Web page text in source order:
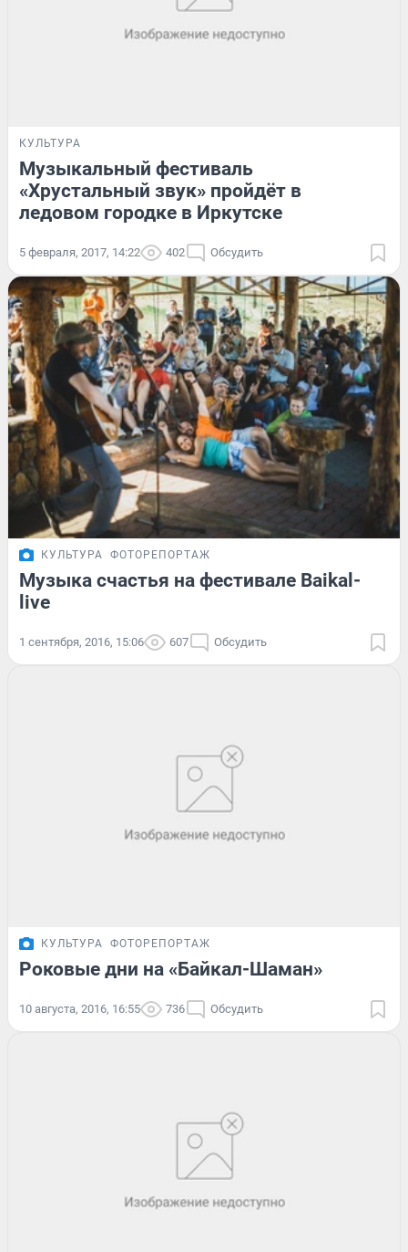
КУЛЬТУРА
Музыкальный фестиваль
«Хрустальный звук» пройдёт в
ледовом городке в Иркутске
5 февраля, 2017, 14:22 402 Обсудить
КУЛЬТУРА ФОТОРЕПОРТАЖ
Музыка счастья на фестивале Baikal-
live
1 сентября, 2016, 15:06 607 Обсудить
КУЛЬТУРА ФОТОРЕПОРТАЖ
Роковые дни на «Байкал-Шаман»
10 августа, 2016, 16:55 736 Обсудить